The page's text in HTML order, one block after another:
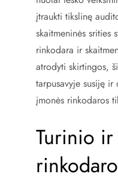
įtraukti tikslinę
skaitmeninės srities
rinkodara ir
atrodyti skirtingos,
tarpusavyje susiję
įmonės rinkodaros
Turinio